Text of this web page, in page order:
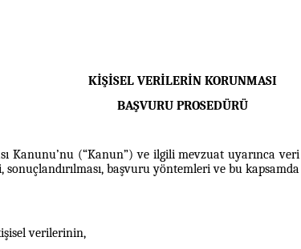
KİŞİSEL VERİLERİN KORUNMASI
BAŞVURU PROSEDÜRÜ
Kanunu’nu (“Kanun”) ve ilgili mevzuat uyarınca
başvuru yöntemleri ve bu
verilerinin,